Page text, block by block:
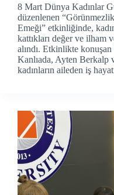
8 Mart Dünya Kadınlar
düzenlenen
Emeği” etkinliğinde,
kattıkları değer ve ilham
alındı. Etkinlikte
Kanlıada, Ayten Berkalp
kadınların aileden iş